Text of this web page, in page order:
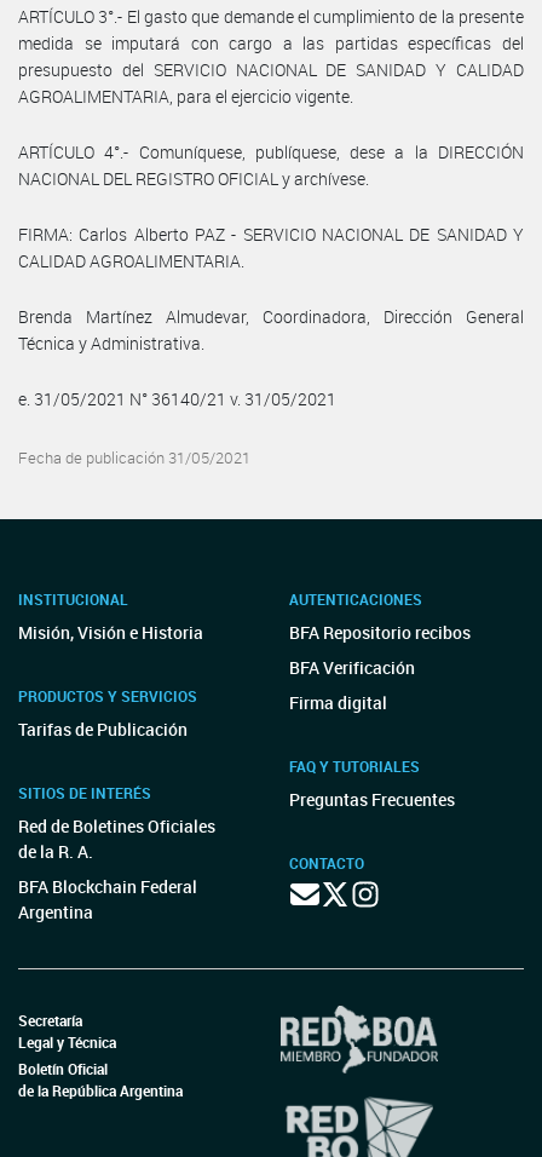
ARTÍCULO 3°.- El gasto que demande el cumplimiento de la presente
medida se imputará con cargo a las partidas específicas del
presupuesto del SERVICIO NACIONAL DE SANIDAD Y CALIDAD
AGROALIMENTARIA, para el ejercicio vigente.
ARTÍCULO 4°.- Comuníquese, publíquese, dese a la DIRECCIÓN
NACIONAL DEL REGISTRO OFICIAL y archívese.
FIRMA: Carlos Alberto PAZ - SERVICIO NACIONAL DE SANIDAD Y
CALIDAD AGROALIMENTARIA.
Brenda Martínez Almudevar, Coordinadora, Dirección General
Técnica y Administrativa.
e. 31/05/2021 N° 36140/21 v. 31/05/2021
Fecha de publicación 31/05/2021
INSTITUCIONAL
Misión, Visión e Historia
PRODUCTOS Y SERVICIOS
Tarifas de Publicación
SITIOS DE INTERÉS
Red de Boletines Oficiales
de la R. A.
BFA Blockchain Federal
Argentina
AUTENTICACIONES
BFA Repositorio recibos
BFA Verificación
Firma digital
FAQ Y TUTORIALES
Preguntas Frecuentes
CONTACTO
Secretaría
Legal y Técnica
Boletín Oficial
de la República Argentina